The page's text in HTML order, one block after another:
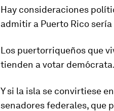
Hay consideraciones
admitir a Puerto Rico
Los puertorriqueños que
tienden a votar demócrata.
Y si la isla se convirtiese
senadores federales, que